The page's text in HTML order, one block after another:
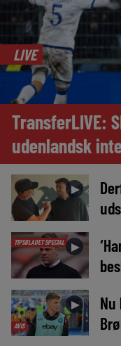
LIVE
TransferLIVE:
udenlandsk
►
TIPSBLADET SPECIAL ►
AVIS
►